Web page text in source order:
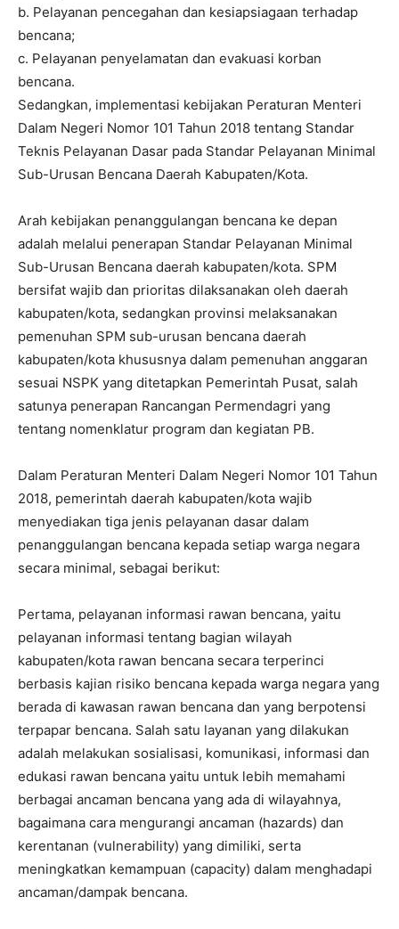
b. Pelayanan pencegahan dan kesiapsiagaan terhadap
bencana;
c. Pelayanan penyelamatan dan evakuasi korban
bencana.
Sedangkan, implementasi kebijakan Peraturan Menteri
Dalam Negeri Nomor 101 Tahun 2018 tentang Standar
Teknis Pelayanan Dasar pada Standar Pelayanan Minimal
Sub-Urusan Bencana Daerah Kabupaten/Kota.
Arah kebijakan penanggulangan bencana ke depan
adalah melalui penerapan Standar Pelayanan Minimal
Sub-Urusan Bencana daerah kabupaten/kota. SPM
bersifat wajib dan prioritas dilaksanakan oleh daerah
kabupaten/kota, sedangkan provinsi melaksanakan
pemenuhan SPM sub-urusan bencana daerah
kabupaten/kota khususnya dalam pemenuhan anggaran
sesuai NSPK yang ditetapkan Pemerintah Pusat, salah
satunya penerapan Rancangan Permendagri yang
tentang nomenklatur program dan kegiatan PB.
Dalam Peraturan Menteri Dalam Negeri Nomor 101 Tahun
2018, pemerintah daerah kabupaten/kota wajib
menyediakan tiga jenis pelayanan dasar dalam
penanggulangan bencana kepada setiap warga negara
secara minimal, sebagai berikut:
Pertama, pelayanan informasi rawan bencana, yaitu
pelayanan informasi tentang bagian wilayah
kabupaten/kota rawan bencana secara terperinci
berbasis kajian risiko bencana kepada warga negara yang
berada di kawasan rawan bencana dan yang berpotensi
terpapar bencana. Salah satu layanan yang dilakukan
adalah melakukan sosialisasi, komunikasi, informasi dan
edukasi rawan bencana yaitu untuk lebih memahami
berbagai ancaman bencana yang ada di wilayahnya,
bagaimana cara mengurangi ancaman (hazards) dan
kerentanan (vulnerability) yang dimiliki, serta
meningkatkan kemampuan (capacity) dalam menghadapi
ancaman/dampak bencana.